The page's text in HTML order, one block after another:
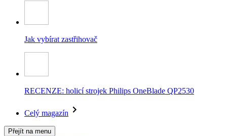
Jak vybírat zastřihovač
RECENZE: holicí strojek Philips OneBlade QP2530
Celý magazín
Přejít na menu